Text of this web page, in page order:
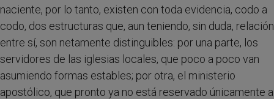
naciente, por lo tanto, existen con toda evidencia, codo a
codo, dos estructuras que, aun teniendo, sin duda, relación
entre sí, son netamente distinguibles: por una parte, los
servidores de las iglesias locales, que poco a poco van
asumiendo formas estables; por otra, el ministerio
apostólico, que pronto ya no está reservado únicamente a